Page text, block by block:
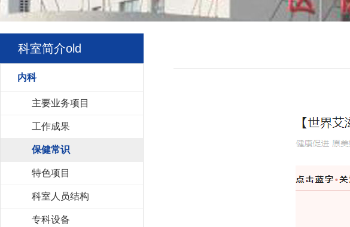
科室简介old
内科
主要业务项目
工作成果
保健常识
特色项目
科室人员结构
专科设备